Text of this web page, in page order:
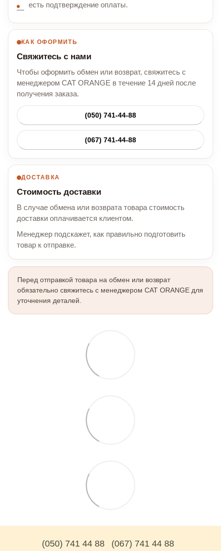
есть подтверждение оплаты.
КАК ОФОРМИТЬ
Свяжитесь с нами
Чтобы оформить обмен или возврат, свяжитесь с
менеджером CAT ORANGE в течение 14 дней после
получения заказа.
(050) 741-44-88
(067) 741-44-88
ДОСТАВКА
Стоимость доставки
В случае обмена или возврата товара стоимость
доставки оплачивается клиентом.
Менеджер подскажет, как правильно подготовить
товар к отправке.
Перед отправкой товара на обмен или возврат
обязательно свяжитесь с менеджером CAT ORANGE для
уточнения деталей.
(050) 741 44 88 (067) 741 44 88